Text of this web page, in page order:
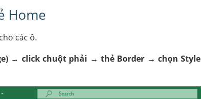
Home
các ô.
→ click chuột phải → thẻ Border → chọn Style